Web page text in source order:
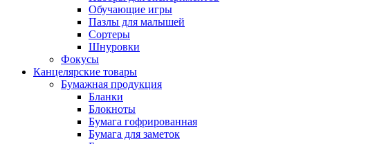
Обучающие игры
Пазлы для малышей
Сортеры
Шнуровки
Фокусы
Канцелярские товары
Бумажная продукция
Бланки
Блокноты
Бумага гофрированная
Бумага для заметок